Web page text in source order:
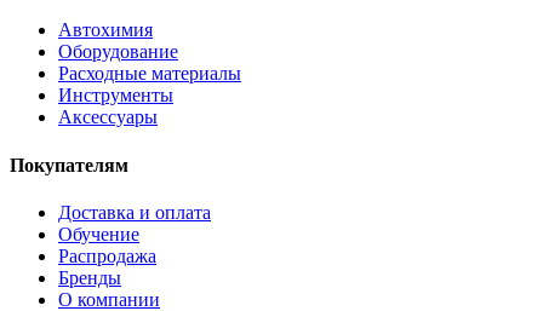
Автохимия
Оборудование
Расходные материалы
Инструменты
Аксессуары
Покупателям
Доставка и оплата
Обучение
Распродажа
Бренды
О компании